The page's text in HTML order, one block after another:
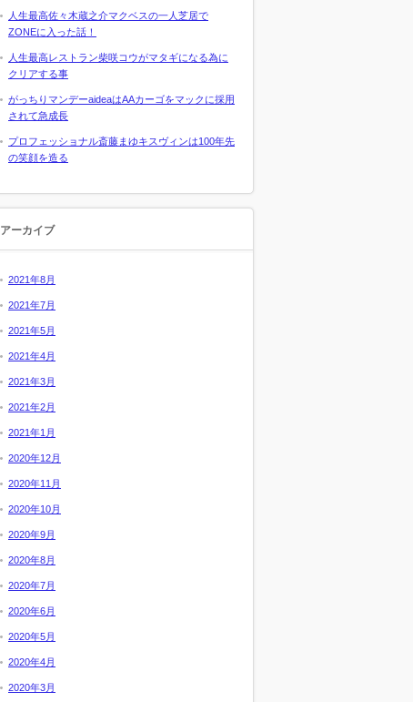
人生最高佐々木蔵之介マクベスの一人芝居で
ZONEに入った話！
人生最高レストラン柴咲コウがマタギになる為に
クリアする事
がっちりマンデーaideaはAAカーゴをマックに採用
されて急成長
プロフェッショナル斎藤まゆキスヴィンは100年先
の笑顔を造る
アーカイブ
2021年8月
2021年7月
2021年5月
2021年4月
2021年3月
2021年2月
2021年1月
2020年12月
2020年11月
2020年10月
2020年9月
2020年8月
2020年7月
2020年6月
2020年5月
2020年4月
2020年3月